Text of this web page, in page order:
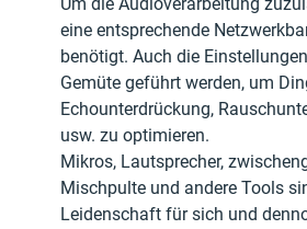
Um die Audioverarbeitung
eine entsprechende
benötigt. Auch die
Gemüte geführt werden, um
Echounterdrückung,
usw. zu optimieren.
Mikros, Lautsprecher,
Mischpulte und andere Tools
Leidenschaft für sich und